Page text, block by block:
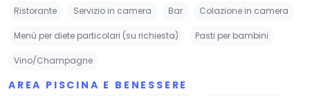
Ristorante Servizio in camera Bar Colazione in camera
Menù per diete particolari (su richiesta) Pasti per bambini
Vino/Champagne
AREA PISCINA E BENESSERE